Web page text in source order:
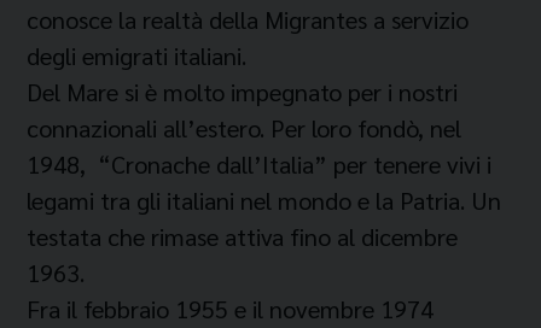
conosce la realtà della Migrantes a servizio
degli emigrati italiani.
Del Mare si è molto impegnato per i nostri
connazionali all’estero. Per loro fondò, nel
1948, “Cronache dall’Italia” per tenere vivi i
legami tra gli italiani nel mondo e la Patria. Un
testata che rimase attiva fino al dicembre
1963.
Fra il febbraio 1955 e il novembre 1974